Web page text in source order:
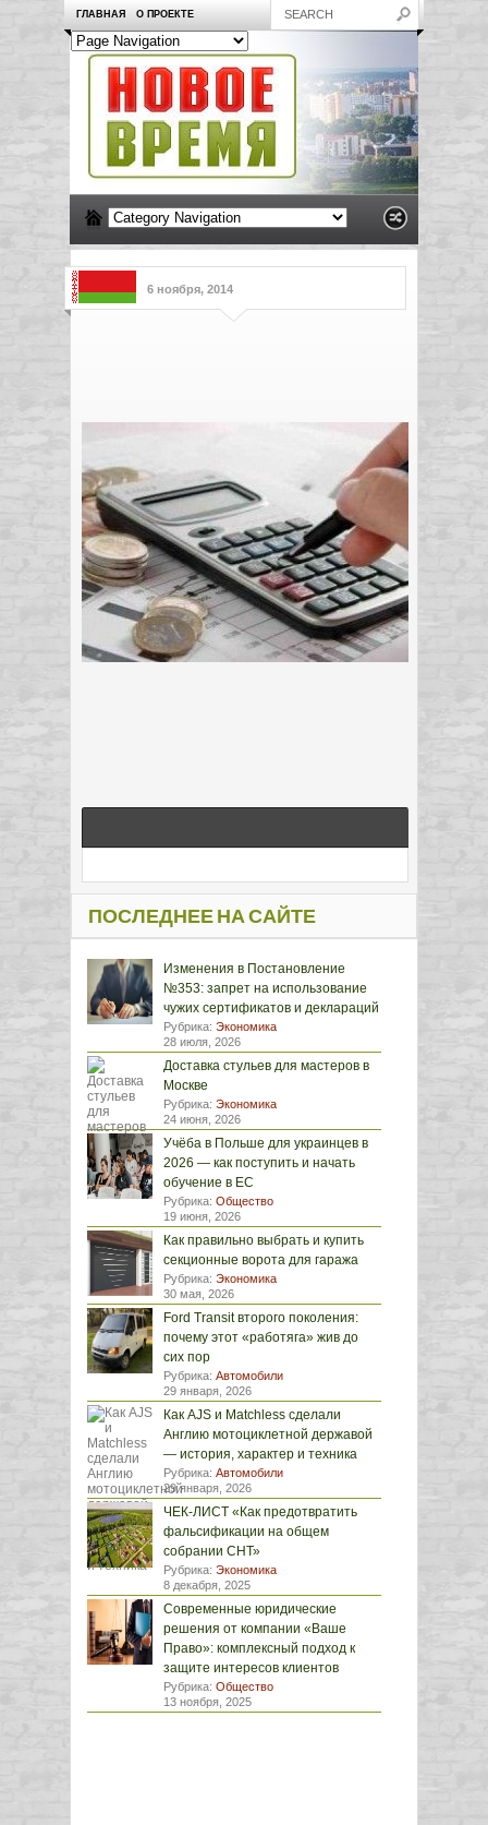
ГЛАВНАЯ О ПРОЕКТЕ
6 ноября, 2014
ПОСЛЕДНЕЕ НА САЙТЕ
Изменения в Постановление
№353: запрет на использование
чужих сертификатов и деклараций
Рубрика: Экономика
28 июля, 2026
Доставка стульев для мастеров в
Москве
Рубрика: Экономика
24 июня, 2026
Учёба в Польше для украинцев в
2026 — как поступить и начать
обучение в ЕС
Рубрика: Общество
19 июня, 2026
Как правильно выбрать и купить
секционные ворота для гаража
Рубрика: Экономика
30 мая, 2026
Ford Transit второго поколения:
почему этот «работяга» жив до
сих пор
Рубрика: Автомобили
29 января, 2026
Как AJS и Matchless сделали
Англию мотоциклетной державой
— история, характер и техника
Рубрика: Автомобили
29 января, 2026
ЧЕК-ЛИСТ «Как предотвратить
фальсификации на общем
собрании СНТ»
Рубрика: Экономика
8 декабря, 2025
Современные юридические
решения от компании «Ваше
Право»: комплексный подход к
защите интересов клиентов
Рубрика: Общество
13 ноября, 2025